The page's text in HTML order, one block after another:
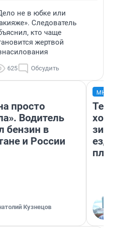
не в юбке или
Следователь
кто чаще
жертвой
625 Обсудить
просто
Водитель
бензин в
и России
Кузнецов
ездит